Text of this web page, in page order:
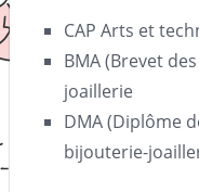
CAP Arts et
BMA (Brevet
joaillerie
DMA (Diplôme
bijouterie-